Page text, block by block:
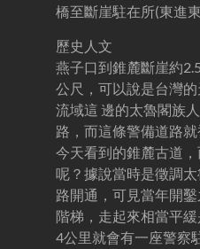
橋至斷崖駐在所(東進東
歷史人文
燕子口到錐麓斷崖約
公尺，可以說是台灣
流域這 邊的太魯閣族
路，而這條警備道路
今天看到的錐麓古道
呢？據說當時是徵調
路開通，可見當年開
階梯，走起來相當平
4公里就會有一座警察